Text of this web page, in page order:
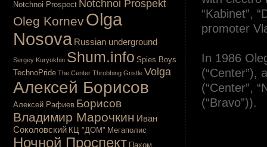
“Kabinet”,
promoter
In 1986
(“Center”),
(“Center”,
(“Bravo”)).
Notchnoi Prospect Notchnoi Prospekt
Oleg KornevOlga
Nosova Russian underground
Sergey Kuryokhin Shum.info Spies Boys
TechnoPride The Center Throbbing Gristle Volga
Алексей Борисов
Алексей Рафиев Борисов
Владимир Марочкин Иван
Соколовский КЦ "ДОМ" Мегаполис
Ночной Проспект Пахом